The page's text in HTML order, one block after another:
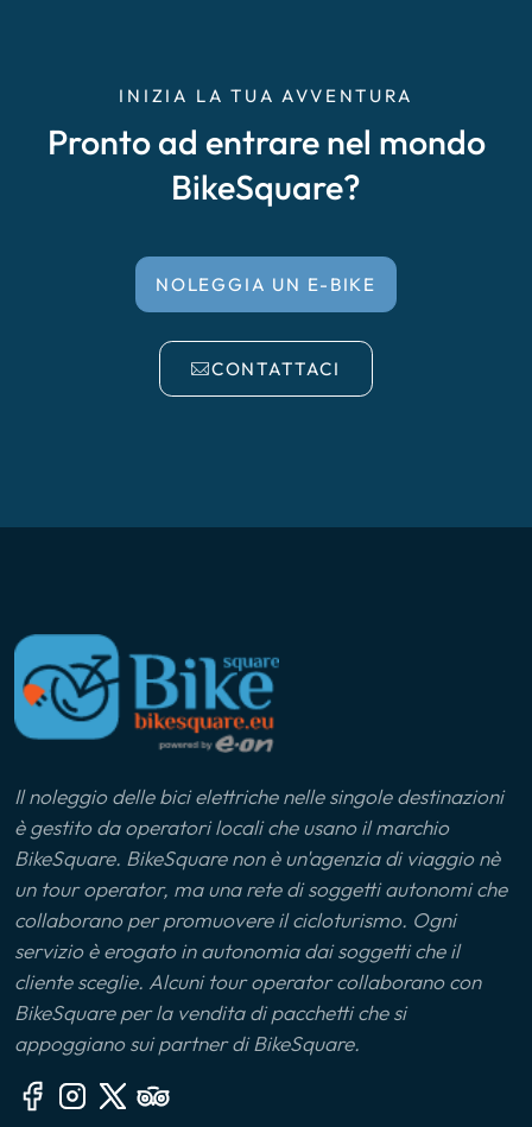
INIZIA LA TUA AVVENTURA
Pronto ad entrare nel mondo
BikeSquare?
NOLEGGIA UN E-BIKE
CONTATTACI
Il noleggio delle bici elettriche nelle singole destinazioni
è gestito da operatori locali che usano il marchio
BikeSquare. BikeSquare non è un'agenzia di viaggio nè
un tour operator, ma una rete di soggetti autonomi che
collaborano per promuovere il cicloturismo. Ogni
servizio è erogato in autonomia dai soggetti che il
cliente sceglie. Alcuni tour operator collaborano con
BikeSquare per la vendita di pacchetti che si
appoggiano sui partner di BikeSquare.